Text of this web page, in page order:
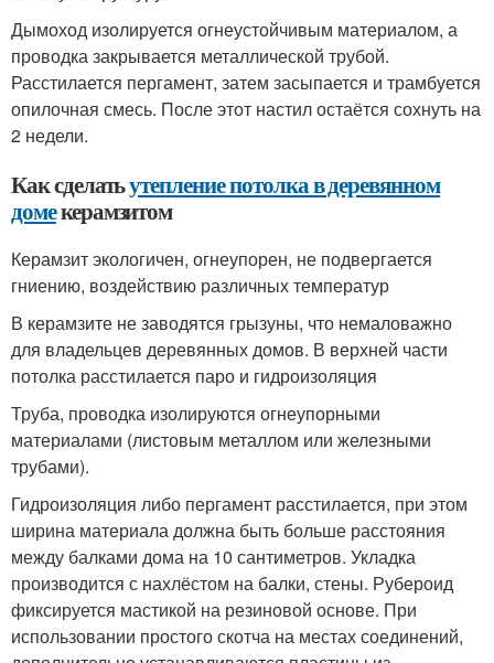
Дымоход изолируется огнеустойчивым материалом, а
проводка закрывается металлической трубой.
Расстилается пергамент, затем засыпается и трамбуется
опилочная смесь. После этот настил остаётся сохнуть на
2 недели.
Как сделатьутепление потолка в деревянном
домекерамзитом
Керамзит экологичен, огнеупорен, не подвергается
гниению, воздействию различных температур
В керамзите не заводятся грызуны, что немаловажно
для владельцев деревянных домов. В верхней части
потолка расстилается паро и гидроизоляция
Труба, проводка изолируются огнеупорными
материалами (листовым металлом или железными
трубами).
Гидроизоляция либо пергамент расстилается, при этом
ширина материала должна быть больше расстояния
между балками дома на 10 сантиметров. Укладка
производится с нахлёстом на балки, стены. Рубероид
фиксируется мастикой на резиновой основе. При
использовании простого скотча на местах соединений,